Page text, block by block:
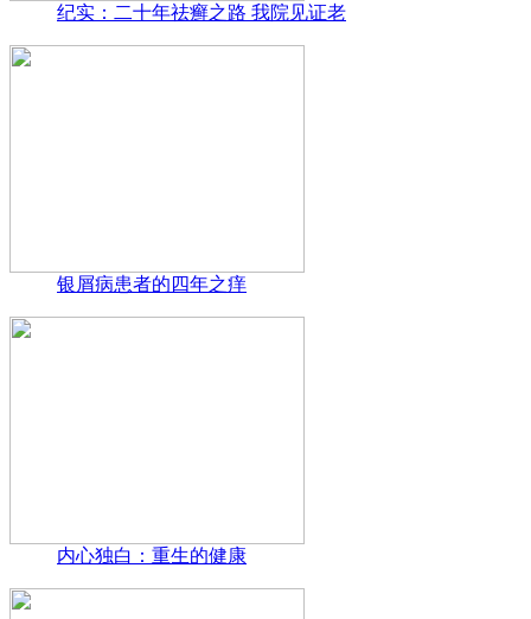
纪实：二十年祛癣之路 我院见证老
银屑病患者的四年之痒
内心独白：重生的健康